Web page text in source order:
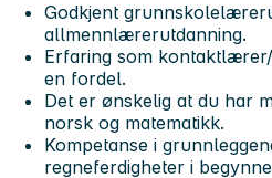
Godkjent
allmennlærerutdanning.
Erfaring som
en fordel.
Det er ønskelig at du har
norsk og matematikk.
Kompetanse i
regneferdigheter i